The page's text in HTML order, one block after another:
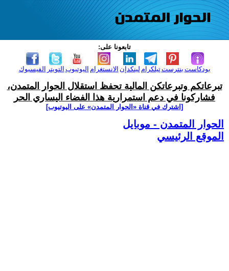
تابعونا على:
الفيسبوك التويتر اليوتيوب الانستغرام لينكدإن تيلكرامبنترست بودكاست
تبرعاتكم وتبرعاتكن المالية تحفظ استقلال الحوار المتمدن،
فشاركونا في دعم استمرارية هذا الفضاء اليساري الحر
[اشترك في قناة ‫«الحوار المتمدن» على اليوتيوب]
الحوار المتمدن - موبايل
الموقع الرئيسي